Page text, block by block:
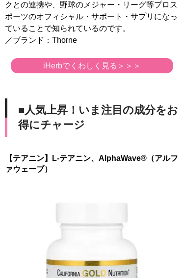
クとの連携や、野球のメジャー・リーグ等プロス
ポーツのオフィシャル・サポート・サプリになっ
ていることで知られているのです。
／ブランド：Thorne
iHerbでくわしく見る＞＞＞
■人気上昇！いま注目の成分をお
得にチャージ
【テアニン】L-テアニン、AlphaWave®（アルフ
ァウェーブ）